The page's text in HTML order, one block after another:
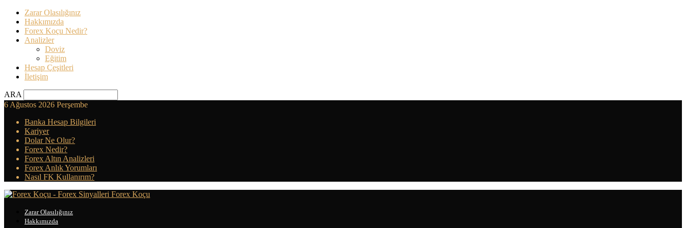
Zarar Olasılığınız
Hakkımızda
Forex Koçu Nedir?
Analizler
Doviz
Eğitim
Hesap Çeşitleri
İletişim
ARA
6 Ağustos 2026 Perşembe
Banka Hesap Bilgileri
Kariyer
Dolar Ne Olur?
Forex Nedir?
Forex Altın Analizleri
Forex Anlık Yorumları
Nasıl FK Kullanırım?
Forex Koçu
Zarar Olasılığınız
Hakkımızda